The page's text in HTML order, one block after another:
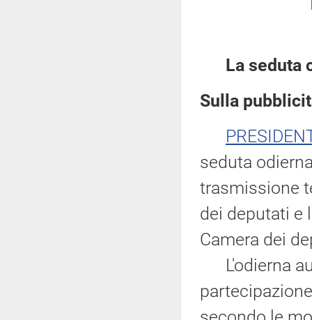
La seduta
Sulla
seduta
trasmissione
dei deputati e
Camera dei
L'odierna